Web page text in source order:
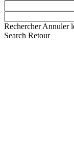
Rechercher Annuler
Search Retour